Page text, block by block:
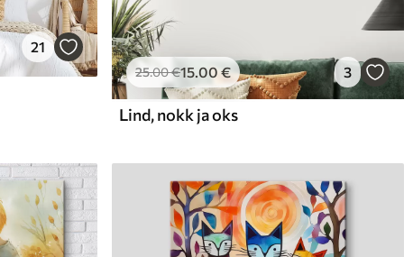
21
25.00€15 .00 € 3
Lind, nokk ja oks